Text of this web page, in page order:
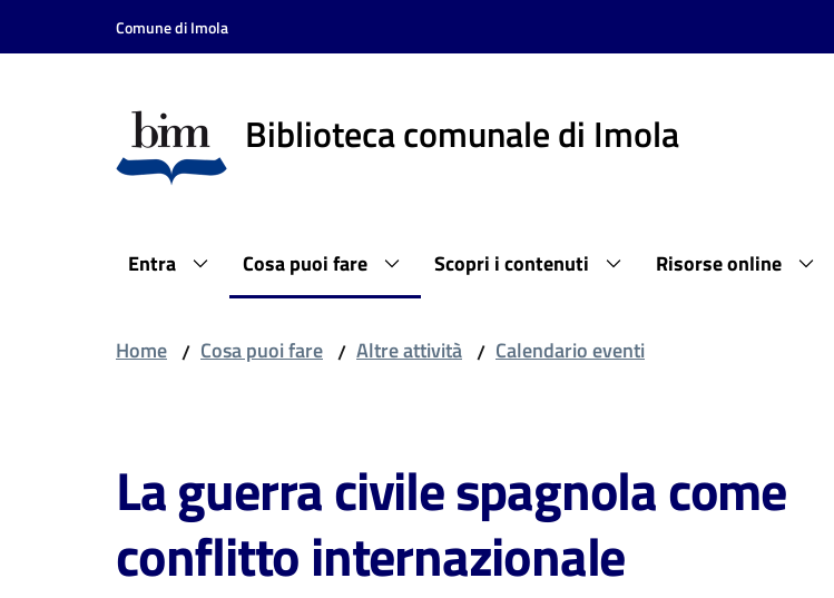
Vai al contenuto
Vai alla navigazione
Comune di Imola
Biblioteca comunale di Imola
Entra Cosa puoi fare Scopri i contenuti Risorse online
Home / Cosa puoi fare / Altre attività / Calendario eventi
La guerra civile spagnola come
conflitto internazionale